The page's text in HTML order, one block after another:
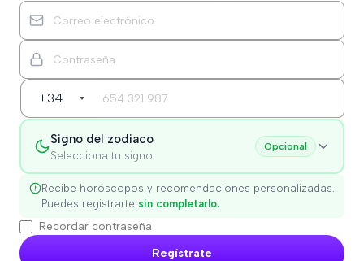
+34
Signo del zodiaco
Selecciona tu signo
Opcional
Recibe horóscopos y recomendaciones personalizadas.
Puedes registrarte sin completarlo.
Recordar contraseña
Regístrate